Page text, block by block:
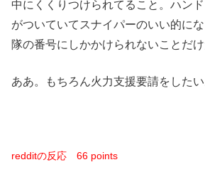
中にくくりつけられてること。ハン
がついていてスナイパーのいい的に
隊の番号にしかかけられないことだけ
ああ。もちろん火力支援要請をしたい
redditの反応 66 points